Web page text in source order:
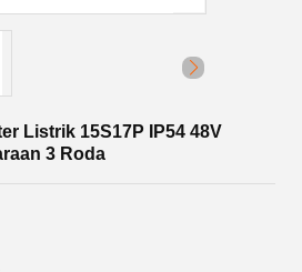
Listrik 15S17P IP54 48V
3 Roda